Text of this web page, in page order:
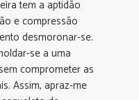
tem a aptidão
e compressão
desmoronar-se.
se a uma
comprometer as
Assim, apraz-me